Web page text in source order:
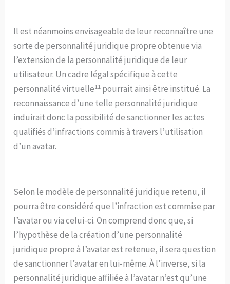
Il est néanmoins envisageable de leur reconnaître une
sorte de personnalité juridique propre obtenue via
l’extension de la personnalité juridique de leur
utilisateur. Un cadre légal spécifique à cette
personnalité virtuelle11 pourrait ainsi être institué. La
reconnaissance d’une telle personnalité juridique
induirait donc la possibilité de sanctionner les actes
qualifiés d’infractions commis à travers l’utilisation
d’un avatar.
Selon le modèle de personnalité juridique retenu, il
pourra être considéré que l’infraction est commise par
l’avatar ou via celui-ci. On comprend donc que, si
l’hypothèse de la création d’une personnalité
juridique propre à l’avatar est retenue, il sera question
de sanctionner l’avatar en lui-même. À l’inverse, si la
personnalité juridique affiliée à l’avatar n’est qu’une